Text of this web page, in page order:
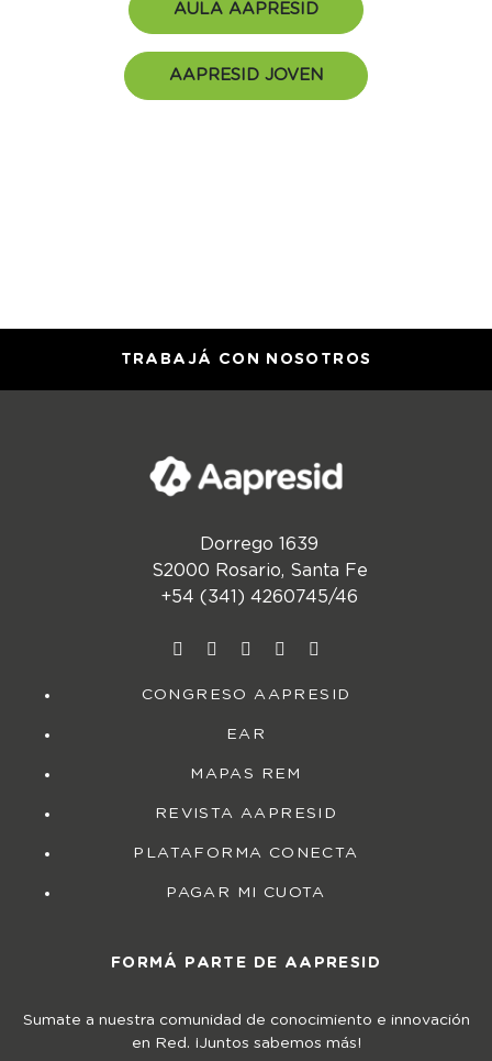
AULA AAPRESID
AAPRESID JOVEN
TRABAJÁ CON NOSOTROS
Dorrego 1639
S2000 Rosario, Santa Fe
+54 (341) 4260745/46
CONGRESO AAPRESID
EAR
MAPAS REM
REVISTA AAPRESID
PLATAFORMA CONECTA
PAGAR MI CUOTA
FORMÁ PARTE DE AAPRESID
Sumate a nuestra comunidad de conocimiento e innovación
en Red. ¡Juntos sabemos más!